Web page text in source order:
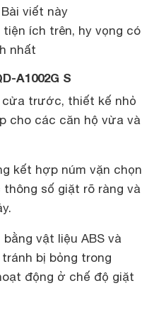
viết này
ích trên, hy vọng có
nhất
A1002G S
cửa trước, thiết kế nhỏ
cho các căn hộ vừa và
kết hợp núm vặn chọn
số giặt rõ ràng và
bằng vật liệu ABS và
bị bỏng trong
động ở chế độ giặt